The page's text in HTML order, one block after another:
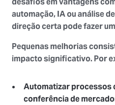
automação, IA ou análise
direção certa pode fazer
Pequenas melhorias
impacto significativo. Por
Automatizar processos
conferência de